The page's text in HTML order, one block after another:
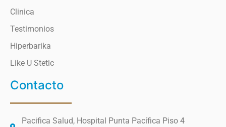
Clinica
Testimonios
Hiperbarika
Like U Stetic
Contacto
Pacifica Salud, Hospital Punta Pacífica Piso 4